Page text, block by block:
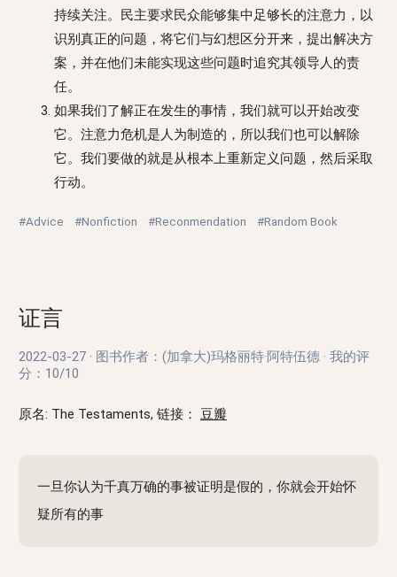
持续关注。民主要求民众能够集中足够长的注意力，以
识别真正的问题，将它们与幻想区分开来，提出解决方
案，并在他们未能实现这些问题时追究其领导人的责
任。
如果我们了解正在发生的事情，我们就可以开始改变
它。注意力危机是人为制造的，所以我们也可以解除
它。我们要做的就是从根本上重新定义问题，然后采取
行动。
#Advice #Nonfiction #Reconmendation #Random Book
证言
2022-03-27 · 图书作者：(加拿大)玛格丽特·阿特伍德 · 我的评
分： 10/10
原名: The Testaments, 链接： 豆瓣
一旦你认为千真万确的事被证明是假的，你就会开始怀
疑所有的事